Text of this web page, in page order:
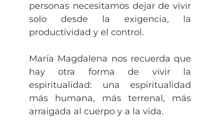
personas necesitamos dejar de vivir
solo desde la exigencia, la
productividad y el control.
María Magdalena nos recuerda que
hay otra forma de vivir la
espiritualidad: una espiritualidad
más humana, más terrenal, más
arraigada al cuerpo y a la vida.